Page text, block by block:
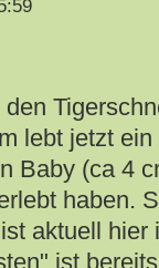
lebt jetzt
Baby (ca 4
haben.
aktuell
ist